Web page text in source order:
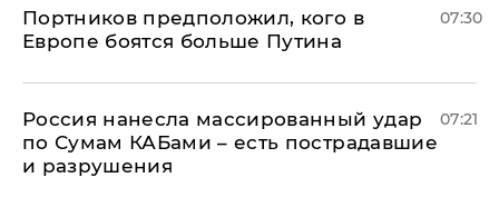
Портников предположил, кого в
Европе боятся больше Путина
07:30
Россия нанесла массированный удар
по Сумам КАБами – есть пострадавшие
и разрушения
07:21